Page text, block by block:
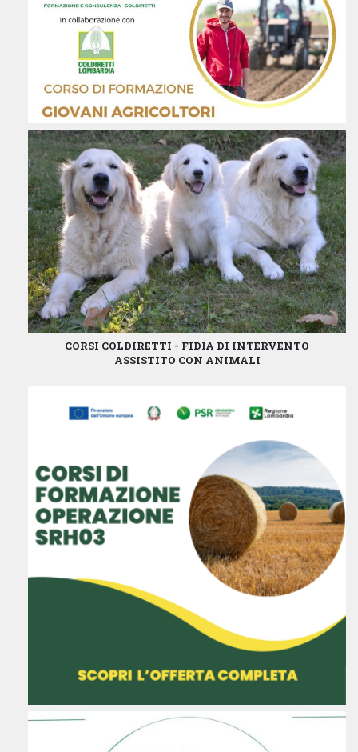
CORSI COLDIRETTI - FIDIA DI INTERVENTO
ASSISTITO CON ANIMALI